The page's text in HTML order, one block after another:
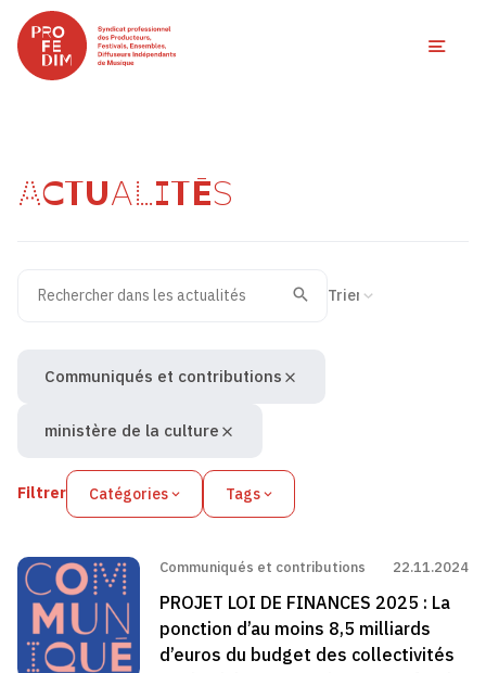
ACTUALITÉS
Recherche
Valider
Filtrer Catégories Tags
Communiqués et contributions
ministère de la culture
Communiqués et contributions 22.11.2024
PROJET LOI DE FINANCES 2025 : La
ponction d’au moins 8,5 milliards
d’euros du budget des collectivités